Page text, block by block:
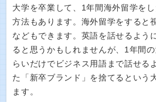
大学を卒業して、1年間海外留学を
方法もあります。海外留学をすると
などもできます。英語を話せるよう
ると思うかもしれませんが、1年間
らいだけでビジネス用語まで話せる
た「新卒ブランド」を捨てるという
ます。